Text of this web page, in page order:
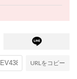
URLをコピー